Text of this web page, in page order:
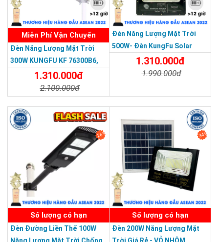
18000mAh
này là sử dụng pin
Lithium ion LiFePO4
3.2V/18000mAh
. Dòng pin LiFePO4 thường được đánh giá
cao nhờ khả năng lưu trữ ổn định, độ an toàn tốt và tuổi thọ
sử dụng lâu dài hơn so với nhiều loại pin thông thường.
Với dung lượng 18000mAh, đèn có thể tích trữ đủ năng lượng
sau thời gian sạc khoảng 5–8 giờ trong điều kiện nắng tốt. Khi
được sạc đầy, đèn có thể chiếu sáng hơn 12 giờ, đáp ứng nhu
cầu sử dụng xuyên đêm cho nhiều khu vực ngoài trời.
124 chip LED SMD5730, tuổi thọ 50.000 giờ, góc
chiếu 160°
Thương hiệu dẫn đầu Việt Nam 2023
Miễn Phí Vận Chuyển
Đèn Năng Lượng Mặt Trời
300W KUNGFU KF 76300B6,
IP68, Bảng Giá 2026
1.310.000đ
2.100.000đ
Đèn Năng Lượng Mặt Trời
500W- Đèn KungFu Solar
Năng Lượng Mặt Trời 500W,IP
67 Loại Lớn
1.310.000đ
1.990.000đ
26%
Số lượng có hạn
Đèn Đường Liền Thể 100W
34%
Số lượng có hạn
Đèn 200W Năng Lượng Mặt